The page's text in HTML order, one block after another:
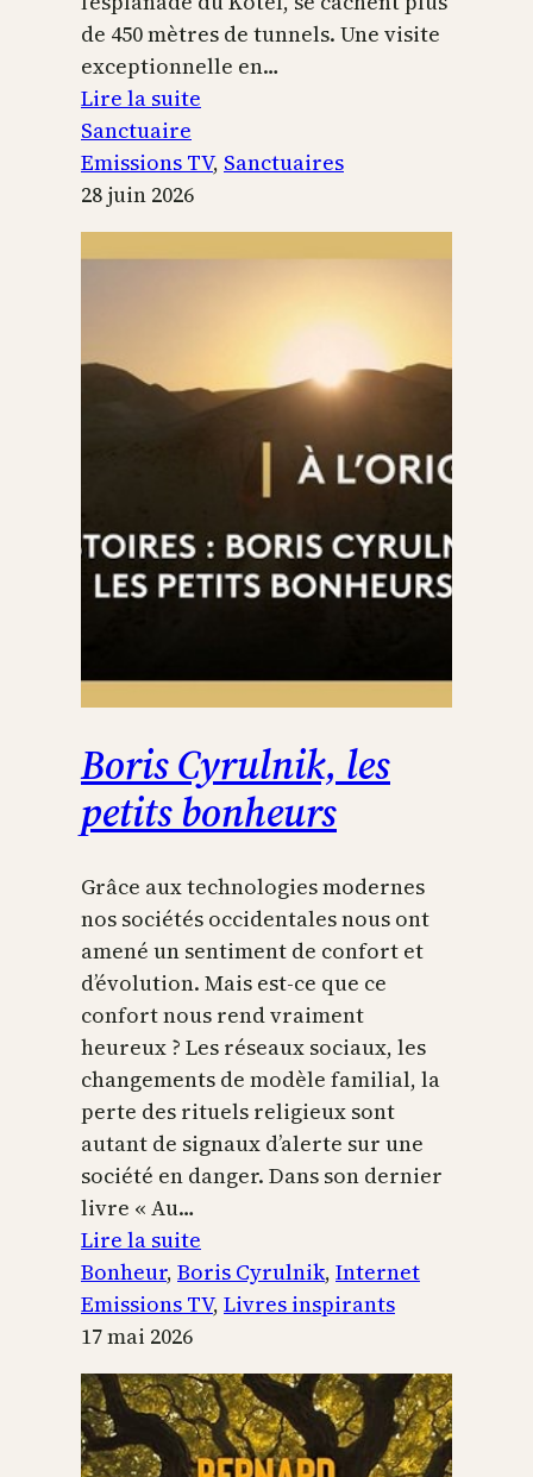
de 450 mètres de tunnels. Une visite
exceptionnelle en…
Lire la suite
Temple
Jérusalem
Sanctuaire
Emissions TV, Sanctuaires
28 juin 2026
Boris Cyrulnik, les
petits bonheurs
Grâce aux technologies modernes
nos sociétés occidentales nous ont
amené un sentiment de confort et
d’évolution. Mais est-ce que ce
confort nous rend vraiment
heureux ? Les réseaux sociaux, les
changements de modèle familial, la
perte des rituels religieux sont
autant de signaux d’alerte sur une
société en danger. Dans son dernier
livre « Au…
Lire la suite
Boris
Cyrulnik,
petits
bonheurs
Bonheur, Boris Cyrulnik, Internet
Emissions TV, Livres inspirants
17 mai 2026